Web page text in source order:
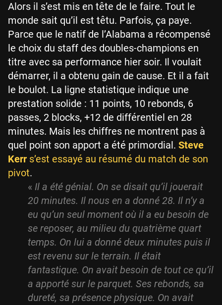
Alors il s’est mis en tête de le faire. Tout le
monde sait qu’il est têtu. Parfois, ça paye.
Parce que le natif de l’Alabama a récompensé
le choix du staff des doubles-champions en
titre avec sa performance hier soir. Il voulait
démarrer, il a obtenu gain de cause. Et il a fait
le boulot. La ligne statistique indique une
prestation solide : 11 points, 10 rebonds, 6
passes, 2 blocks, +12 de différentiel en 28
minutes. Mais les chiffres ne montrent pas à
quel point son apport a été primordial. Steve
Kerr s’est essayé au résumé du match de son
pivot.
« Il a été génial. On se disait qu’il jouerait
20 minutes. Il nous en a donné 28. Il n’y a
eu qu’un seul moment où il a eu besoin de
se reposer, au milieu du quatrième quart
temps. On lui a donné deux minutes puis il
est revenu sur le terrain. Il était
fantastique. On avait besoin de tout ce qu’il
a apporté sur le parquet. Ses rebonds, sa
dureté, sa présence physique. On avait